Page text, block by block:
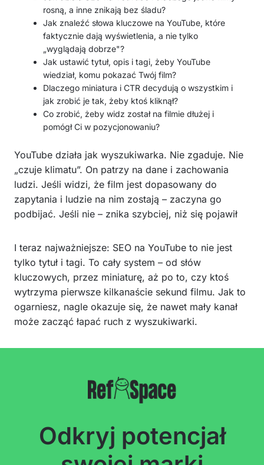
rosną, a inne znikają bez śladu?
Jak znaleźć słowa kluczowe na YouTube, które
faktycznie dają wyświetlenia, a nie tylko
„wyglądają dobrze"?
Jak ustawić tytuł, opis i tagi, żeby YouTube
wiedział, komu pokazać Twój film?
Dlaczego miniatura i CTR decydują o wszystkim i
jak zrobić je tak, żeby ktoś kliknął?
Co zrobić, żeby widz został na filmie dłużej i
pomógł Ci w pozycjonowaniu?
YouTube działa jak wyszukiwarka. Nie zgaduje. Nie
„czuje klimatu”. On patrzy na dane i zachowania
ludzi. Jeśli widzi, że film jest dopasowany do
zapytania i ludzie na nim zostają – zaczyna go
podbijać. Jeśli nie – znika szybciej, niż się pojawił
I teraz najważniejsze: SEO na YouTube to nie jest
tylko tytuł i tagi. To cały system – od słów
kluczowych, przez miniaturę, aż po to, czy ktoś
wytrzyma pierwsze kilkanaście sekund filmu. Jak to
ogarniesz, nagle okazuje się, że nawet mały kanał
może zacząć łapać ruch z wyszukiwarki.
Odkryj potencjał